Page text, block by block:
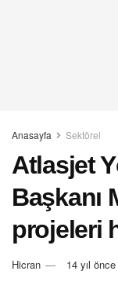
Anasayfa Sektörel
Atlasjet
Başkanı
projeleri
Hicran 14 yıl önce